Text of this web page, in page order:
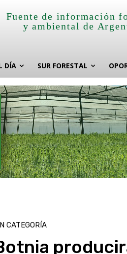
Fuente de información
y ambiental de
DÍA SUR FORESTAL
CATEGORÍA